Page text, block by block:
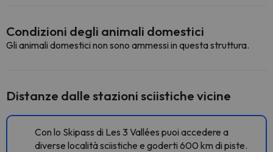
Condizioni degli animali domestici
Gli animali domestici non sono ammessi in questa struttura.
Distanze dalle stazioni sciistiche vicine
Con lo Skipass di Les 3 Vallées puoi accedere a
diverse località sciistiche e goderti 600 km di piste.